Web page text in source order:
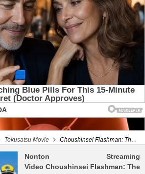
Tokusatsu Movie Choushinsei Flashman: The Movie (Subtitle Indonesia)
Nonton Streaming
Video Choushinsei Flashman: The